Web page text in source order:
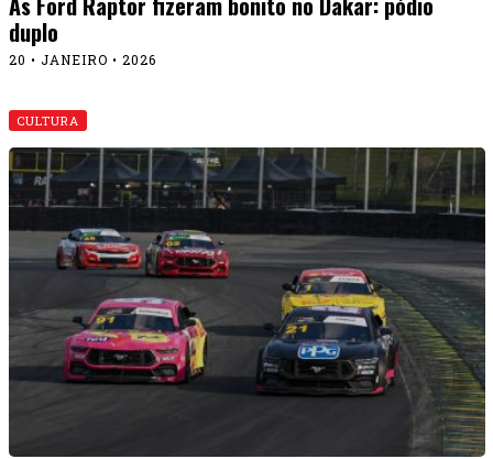
duplo
20 • JANEIRO • 2026
CULTURA